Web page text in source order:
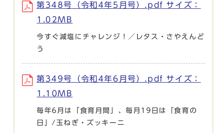
第348号（令和4年5月号）.pdf サイズ：
1.02MB
今すぐ減塩にチャレンジ！／レタス・さやえんど
う
第349号（令和4年6月号）.pdf サイズ：
1.10MB
毎年6月は「食育月間」、毎月19日は「食育の
日」/玉ねぎ・ズッキーニ